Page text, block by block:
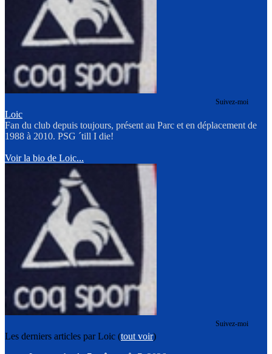
Suivez-moi
Loic
Fan du club depuis toujours, présent au Parc et en déplacement de
1988 à 2010. PSG ´till I die!
Voir la bio de Loic...
Suivez-moi
Les derniers articles par Loic (tout voir)